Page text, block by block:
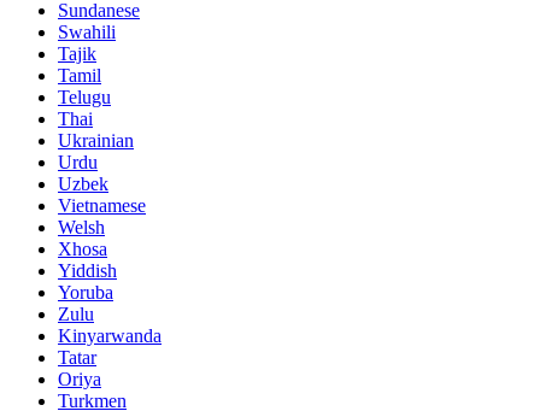
Sundanese
Swahili
Tajik
Tamil
Telugu
Thai
Ukrainian
Urdu
Uzbek
Vietnamese
Welsh
Xhosa
Yiddish
Yoruba
Zulu
Kinyarwanda
Tatar
Oriya
Turkmen